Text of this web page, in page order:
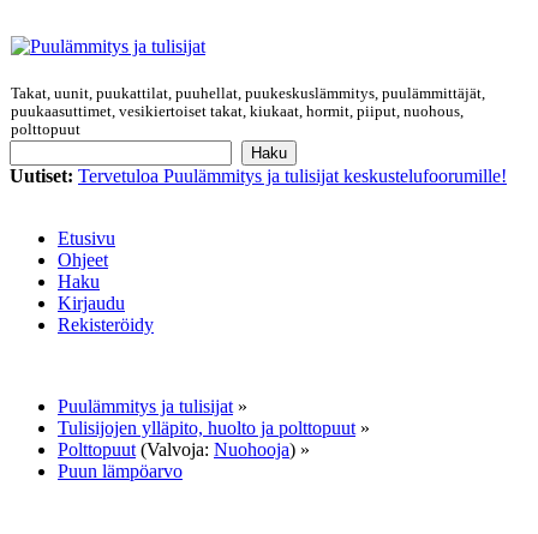
Takat, uunit, puukattilat, puuhellat, puukeskuslämmitys, puulämmittäjät,
puukaasuttimet, vesikiertoiset takat, kiukaat, hormit, piiput, nuohous,
polttopuut
Uutiset: Tervetuloa Puulämmitys ja tulisijat keskustelufoorumille!
Etusivu
Ohjeet
Haku
Kirjaudu
Rekisteröidy
Puulämmitys ja tulisijat »
Tulisijojen ylläpito, huolto ja polttopuut »
Polttopuut (Valvoja: Nuohooja) »
Puun lämpöarvo